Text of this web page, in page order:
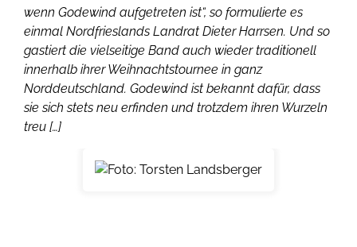
wenn Godewind aufgetreten ist“, so formulierte es
einmal Nordfrieslands Landrat Dieter Harrsen. Und so
gastiert die vielseitige Band auch wieder traditionell
innerhalb ihrer Weihnachtstournee in ganz
Norddeutschland. Godewind ist bekannt dafür, dass
sie sich stets neu erfinden und trotzdem ihren Wurzeln
treu […]